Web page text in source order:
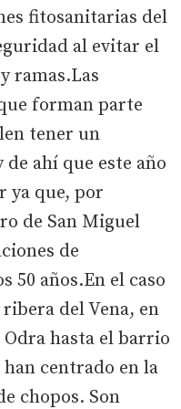
fitosanitarias del
al evitar el
ramas.Las
forman parte
tener un
ahí que este año
ya que, por
de San Miguel
de
50 años.En el caso
del Vena, en
hasta el barrio
centrado en la
chopos. Son